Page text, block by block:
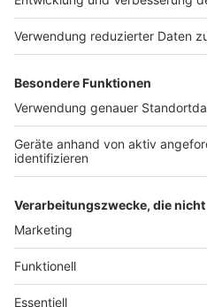
Presse
Werben
Archiv
ANTENNE BAYERN GROUP
Stiftung ANTENNE BAYERN
hilft
Teilnahmebedingungen
Grounding Page ANTENNE
BAYERN